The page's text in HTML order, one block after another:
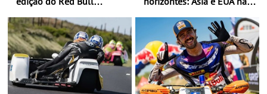
Categorias Adventure -
Vitória na Ultimate, Core e
Lite